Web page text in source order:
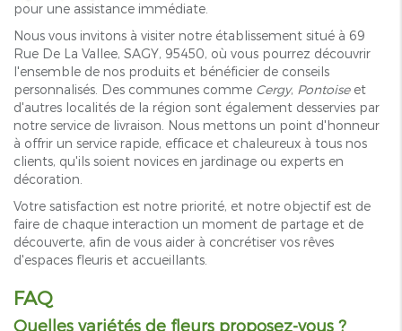
pour une assistance immédiate.
Nous vous invitons à visiter notre établissement situé à 69
Rue De La Vallee, SAGY, 95450, où vous pourrez découvrir
l'ensemble de nos produits et bénéficier de conseils
personnalisés. Des communes comme Cergy, Pontoiseet
d'autres localités de la région sont également desservies par
notre service de livraison. Nous mettons un point d'honneur
à offrir un service rapide, efficace et chaleureux à tous nos
clients, qu'ils soient novices en jardinage ou experts en
décoration.
Votre satisfaction est notre priorité, et notre objectif est de
faire de chaque interaction un moment de partage et de
découverte, afin de vous aider à concrétiser vos rêves
d'espaces fleuris et accueillants.
FAQ
Quelles variétés de fleurs proposez-vous ?